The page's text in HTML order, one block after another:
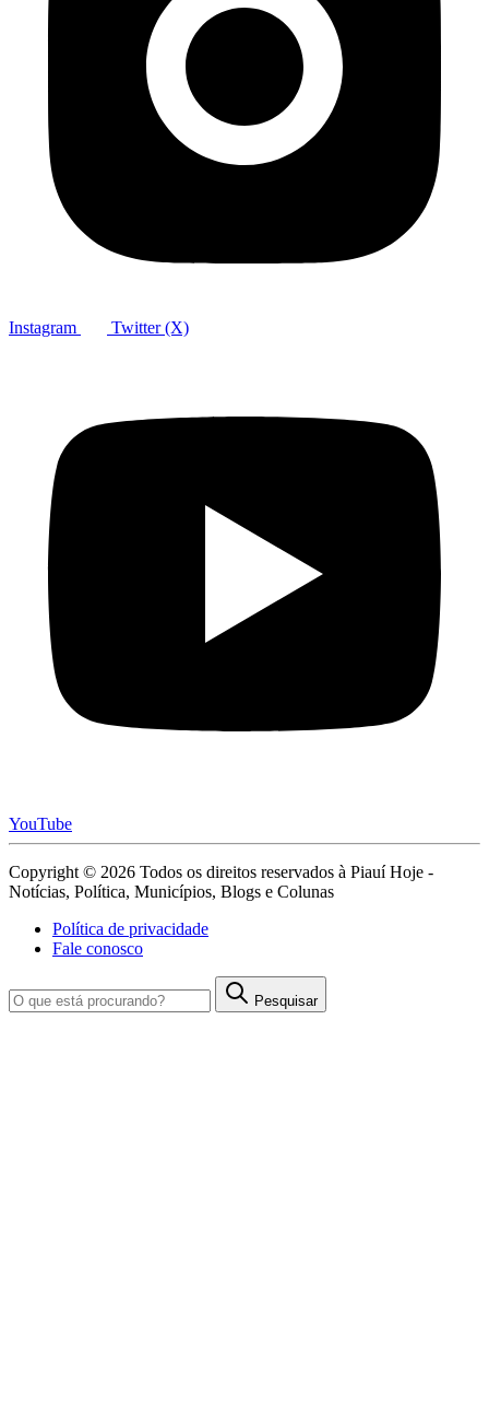
Instagram Twitter (X)
YouTube
Copyright © 2026 Todos os direitos reservados à Piauí Hoje -
Notícias, Política, Municípios, Blogs e Colunas
Política de privacidade
Fale conosco
Pesquisar